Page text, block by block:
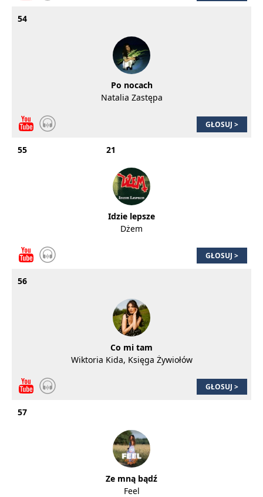
54
Po nocach
Natalia Zastępa
GŁOSUJ >
55 21
Idzie lepsze
Dżem
GŁOSUJ >
56
Co mi tam
Wiktoria Kida, Księga Żywiołów
GŁOSUJ >
57
Ze mną bądź
Feel